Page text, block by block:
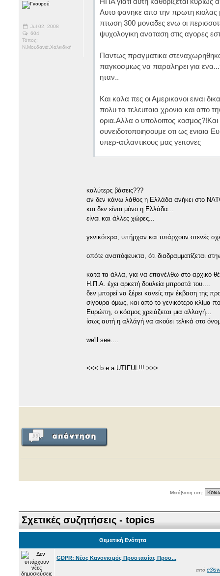
Jul 02, 2008
604
Τόπος:
Ν.Μουδανιά,Χαλκιδική
Αυτο φανηκε απο την πρωτη κιολας
πτωση 300 μοναδες ενω οι
ψυχολογικη αναταση στις αγορες
Παντως πραγματικα
παγκοσμιως να παραληρει για
ηταν..
Και καλα πες οι Αμερικανοι ειναι
πολυ τα τελευταια χρονια και απο
ορια.Αλλα ο υπολοιπος
συνειδοτοποιησουμε οτι ως ενιαια
υπερ-ατλαντικους μας γειτονες
καλύτερς βάσεις???
αν δεν κάνω λάθος η Ελλάδα ανήκει στο
και δεν είναι μόνο η Ελλάδα...
είναι και άλλες χώρες...
γενικότερα, υπήρχαν και υπάρχουν στενές
οπότε αναπόφευκτα, ότι διαδραμματίζεται
κατά τα άλλα, για να επανέλθω στο αρχικό
Η.Π.Α. έχει αρκετή δουλεία μπροστά του....
δεν μπορεί να ξέρει κανείς την έκβαση της
σίγουρα όμως, και από το γενικότερο κλίμα
Ευρώπη, ο κόσμος χρειάζεται μια αλλαγή...
ίσως αυτή η αλλάγή να ακούει τελικά στο
we'll see....
<<< b e a UTIFUL!!! >>>
Μετάβαση στη:
Σχετικές συζητήσεις - topics
Θεματική Ενότητα
GDPR: Νέος Κανονισμός Προστασίας Προσ...
από